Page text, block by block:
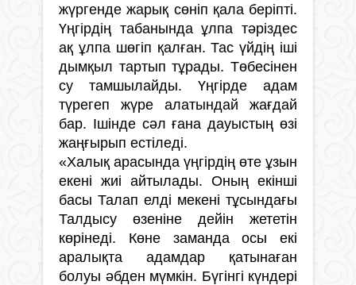
жүргенде жарық сөніп қала беріпті.
Үңгірдің табанында ұлпа тәріздес
ақ ұлпа шөгіп қалған. Тас үйдің іші
дымқыл тартып тұрады. Төбесінен
су тамшылайды. Үңгірде адам
түрегеп жүре алатындай жағдай
бар. Ішінде сәл ғана дауыстың өзі
жаңғырып естіледі.
«Халық арасында үңгірдің өте ұзын
екені жиі айтылады. Оның екінші
басы Талап елді мекені тұсындағы
Талдысу өзеніне дейін жететін
көрінеді. Көне заманда осы екі
аралықта адамдар қатынаған
болуы әбден мүмкін. Бүгінгі күндері